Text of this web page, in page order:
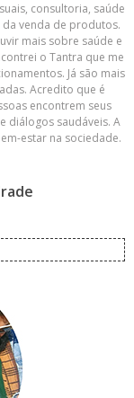
consultoria, saúde
venda de produtos.
mais sobre saúde e
o Tantra que me
Já são mais
Acredito que é
encontrem seus
diálogos saudáveis. A
estar na sociedade.